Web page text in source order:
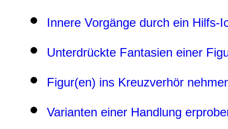
Innere Vorgänge durch ein Hilfs-
Unterdrückte Fantasien einer
Figur(en) ins Kreuzverhör
Varianten einer Handlung